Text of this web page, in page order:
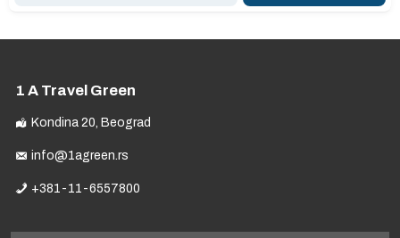
1 A Travel Green
Kondina 20, Beograd
info@1agreen.rs
+381-11-6557800